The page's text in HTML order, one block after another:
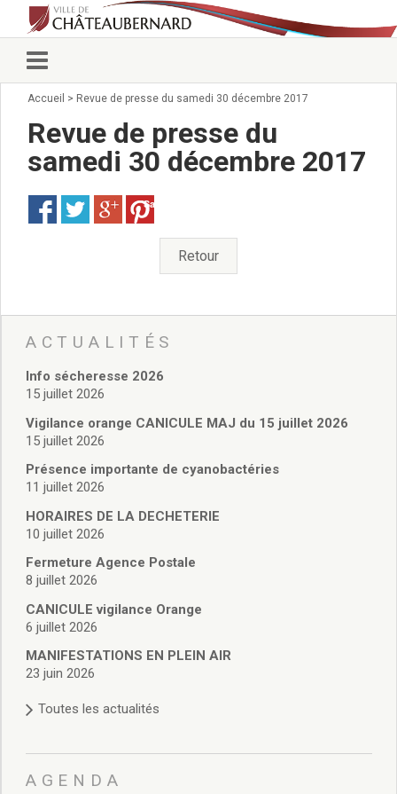
Vie municipale
Conseillers municipaux
Commissions 2026
Arrêtés du Maire
Services municipaux
Pour venir nous voir
administratives
Services Techniques
Affaires Scolaires
Vie associative
Police Municipale/règlementation
Cimetière/réglementation funéraire
Services en ligne
Licences boissons
Cadastre
Actes d’état civil
Budget de Fonctionnement
Budget d’Investissement
Conseils municipaux
Règlement du conseil municipal
Délibérations 2025
Délibérations 2022
Accueil > Revue de presse du samedi 30 décembre 2017
Revue de presse du
samedi 30 décembre 2017
Save
Retour
ACTUALITÉS
Info sécheresse 2026
15 juillet 2026
Vigilance orange CANICULE MAJ du 15 juillet 2026
15 juillet 2026
Présence importante de cyanobactéries
11 juillet 2026
HORAIRES DE LA DECHETERIE
10 juillet 2026
Fermeture Agence Postale
8 juillet 2026
CANICULE vigilance Orange
6 juillet 2026
MANIFESTATIONS EN PLEIN AIR
23 juin 2026
Toutes les actualités
AGENDA